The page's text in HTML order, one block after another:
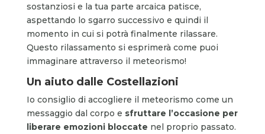
sostanziosi e la tua parte arcaica patisce,
aspettando lo sgarro successivo e quindi il
momento in cui si potrà finalmente rilassare.
Questo rilassamento si esprimerà come puoi
immaginare attraverso il meteorismo!
Un aiuto dalle Costellazioni
Io consiglio di accogliere il meteorismo come un
messaggio dal corpo e sfruttare l’occasione per
liberare emozioni bloccate nel proprio passato.